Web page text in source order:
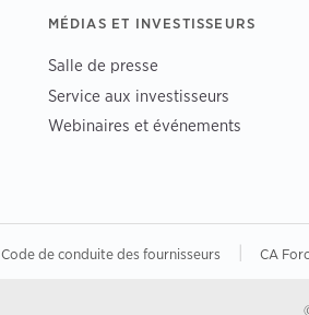
MÉDIAS ET INVESTISSEURS
Salle de presse
Service aux investisseurs
Webinaires et événements
Code de conduite des fournisseurs CA